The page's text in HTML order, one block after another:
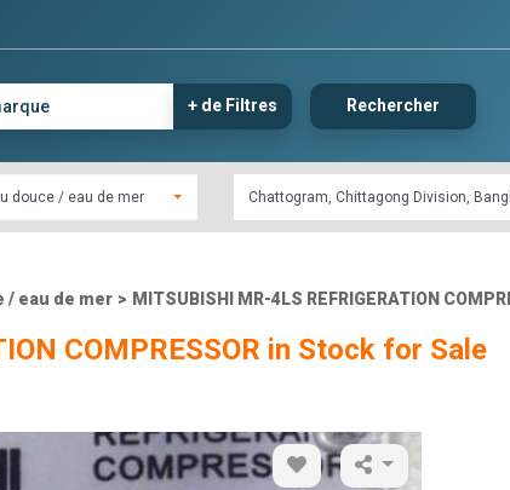
+ de Filtres Rechercher
douce / eau de mer
/ eau de mer > MITSUBISHI MR-4LS REFRIGERATION
COMPRESSOR in Stock for Sale